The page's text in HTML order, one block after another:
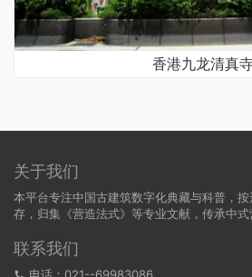
香港九龙清真
关于我们
本平台专注中国古建筑数字化典藏与科普，
存，归集《营造法式》等专业文献，传承中式
联系我们